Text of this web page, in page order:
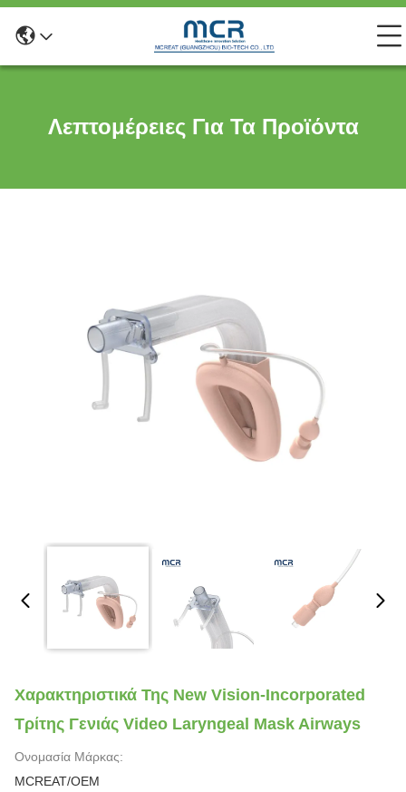
Λεπτομέρειες Για Τα Προϊόντα
Χαρακτηριστικά Της New Vision-Incorporated
Τρίτης Γενιάς Video Laryngeal Mask Airways
Ονομασία Μάρκας:
MCREAT/OEM